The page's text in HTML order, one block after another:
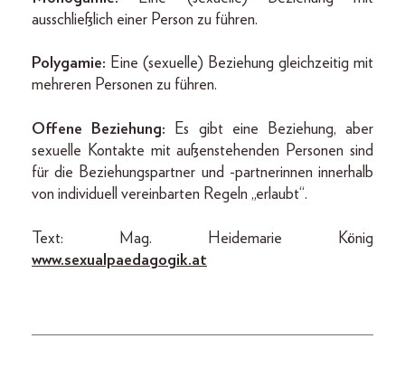
ausschließlich einer Person zu führen.
Polygamie: Eine (sexuelle) Beziehung gleichzeitig mit
mehreren Personen zu führen.
Offene Beziehung: Es gibt eine Beziehung, aber
sexuelle Kontakte mit außenstehenden Personen sind
für die Beziehungspartner und -partnerinnen innerhalb
von individuell vereinbarten Regeln „erlaubt“.
Text: Mag. Heidemarie König
www.sexualpaedagogik.at